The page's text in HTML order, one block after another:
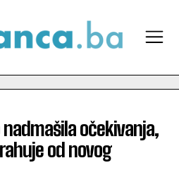
očekivanja,
od novog